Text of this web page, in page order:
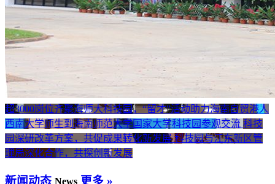
超3000岗位齐聚海师大科技园，“留才”活动助力海南自贸港人
西南大学师生到海南师范大学国家大学科技园参观交流 科技
园深研改革方案，共促成果转化新发展 科技园与江东新区管
理局深化合作，共探创新发展
新闻动态 News 更多 »